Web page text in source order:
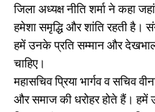
जिला अध्यक्ष नीति शर्मा ने कहा
हमेशा समृद्धि और शांति रहती है।
हमें उनके प्रति सम्मान और
चाहिए।
महासचिव प्रिया भार्गव व सचिव
और समाज की धरोहर होते हैं।